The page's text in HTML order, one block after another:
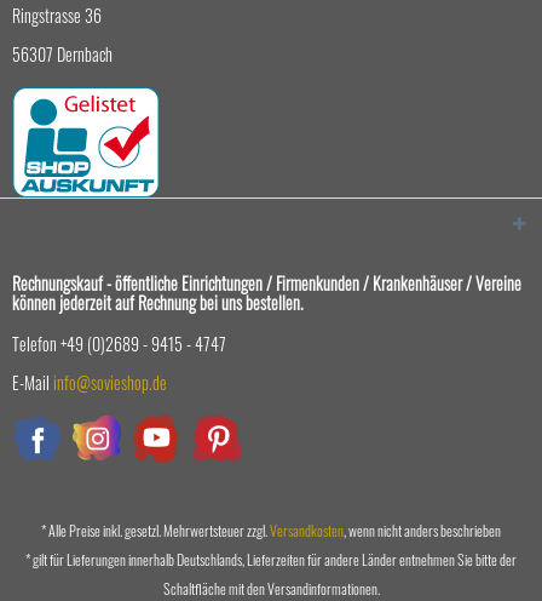
Ringstrasse 36
56307 Dernbach
Rechnungskauf - öffentliche Einrichtungen / Firmenkunden / Krankenhäuser / Vereine
können jederzeit auf Rechnung bei uns bestellen.
Telefon +49 (0)2689 - 9415 - 4747
E-Mail info@sovieshop.de
* Alle Preise inkl. gesetzl. Mehrwertsteuer zzgl.Versandkosten, wenn nicht anders beschrieben
* gilt für Lieferungen innerhalb Deutschlands, Lieferzeiten für andere Länder entnehmen Sie bitte der
Schaltfläche mit den Versandinformationen.